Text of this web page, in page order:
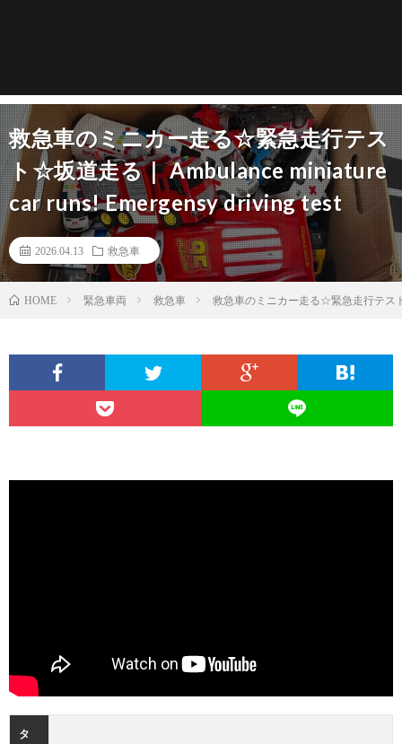
救急車のミニカー走る☆緊急走行テス
ト☆坂道走る｜ Ambulance miniature
car runs! Emergensy driving test
2026.04.13 救急車
HOME 緊急車両 救急車 救急車のミニカー走る☆緊急走行テス
タ